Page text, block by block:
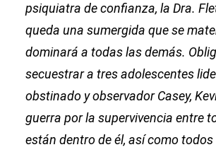
psiquiatra de confianza, la Dra.
queda una sumergida que se
dominará a todas las demás.
secuestrar a tres adolescentes
obstinado y observador Casey,
guerra por la supervivencia entre
están dentro de él, así como